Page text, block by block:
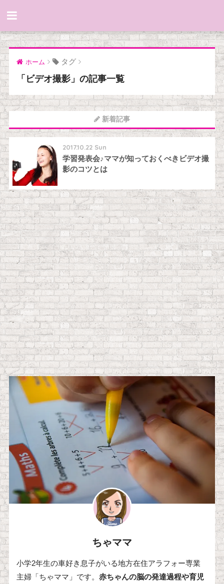
ホーム タグ
「ビデオ撮影」の記事一覧
新着記事
2017.10.22 Sun
学習発表会♪ママが知っておくべきビデオ撮
影のコツとは
ちゃママ
小学2年生の車好き息子がいる地方在住アラフォー専業
主婦「ちゃママ」です。 赤ちゃんの脳の発達過程や育児